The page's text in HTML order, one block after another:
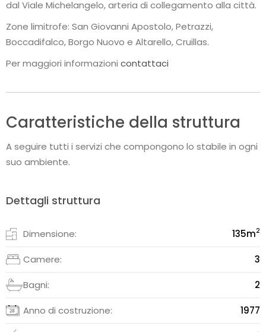
dal Viale Michelangelo, arteria di collegamento alla città.
Zone limitrofe: San Giovanni Apostolo, Petrazzi,
Boccadifalco, Borgo Nuovo e Altarello, Cruillas.
Per maggiori informazioni contattaci
Caratteristiche della struttura
A seguire tutti i servizi che compongono lo stabile in ogni
suo ambiente.
Dettagli struttura
Dimensione: 135m2
Camere: 3
Bagni: 2
Anno di costruzione: 1977